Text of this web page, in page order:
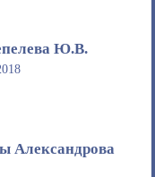
Ю.В.
Александрова